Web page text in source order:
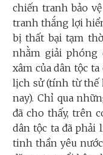
chiến tranh bảo
tranh thắng lợi
bị thất bại tạm
nhằm giải phóng
xâm của dân tộc
lịch sử (tính từ thế
nay). Chỉ qua
đã cho thấy, trên
dân tộc ta đã phải
tinh thần yêu